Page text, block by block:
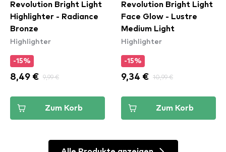
Revolution Bright Light
Highlighter - Radiance
Bronze
Highlighter
-15%
8,49 € 9,99 €
Zum Korb
Revolution Bright Light
Face Glow - Lustre
Medium Light
Highlighter
-15%
9,34 € 10,99 €
Zum Korb